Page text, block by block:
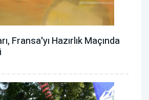
Fransa'yı Hazırlık Maçında